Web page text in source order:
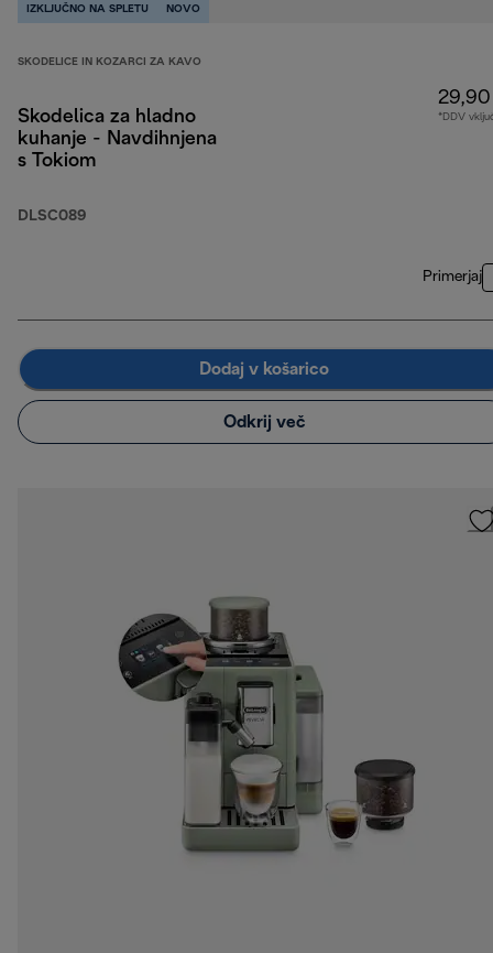
IZKLJUČNO NA SPLETU NOVO
SKODELICE IN KOZARCI ZA KAVO
Skodelica za hladno
kuhanje - Navdihnjena
s Tokiom
DLSC089
*DDV
Primerjaj
Dodaj v košarico
Odkrij več